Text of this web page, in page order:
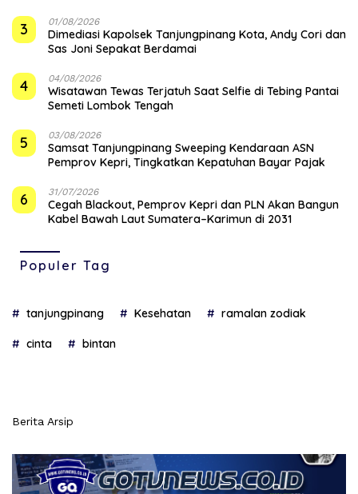
3 01/08/2026
Dimediasi Kapolsek Tanjungpinang Kota, Andy Cori dan
Sas Joni Sepakat Berdamai
4 04/08/2026
Wisatawan Tewas Terjatuh Saat Selfie di Tebing Pantai
Semeti Lombok Tengah
5 03/08/2026
Samsat Tanjungpinang Sweeping Kendaraan ASN
Pemprov Kepri, Tingkatkan Kepatuhan Bayar Pajak
6 31/07/2026
Cegah Blackout, Pemprov Kepri dan PLN Akan Bangun
Kabel Bawah Laut Sumatera–Karimun di 2031
Populer Tag
tanjungpinang Kesehatan ramalan zodiak
cinta bintan
Berita Arsip